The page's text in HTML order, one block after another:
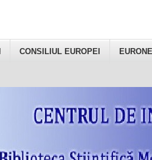
CONSILIUL EUROPEI